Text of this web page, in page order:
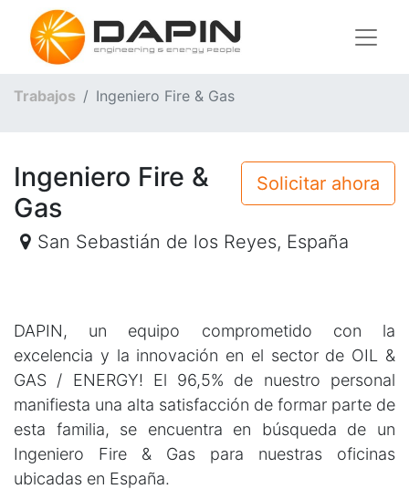
Trabajos Ingeniero Fire & Gas
Solicitar ahora
Ingeniero Fire &
Gas
San Sebastián de los Reyes, España
DAPIN, un equipo comprometido con la
excelencia y la innovación en el sector de OIL &
GAS / ENERGY! El 96,5% de nuestro personal
manifiesta una alta satisfacción de formar parte de
esta familia, se encuentra en búsqueda de un
Ingeniero Fire & Gas para nuestras oficinas
ubicadas en España.